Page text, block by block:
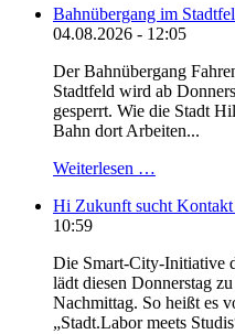
Bahnübergang im
04.08.2026 - 12:05
Der Bahnübergang
Stadtfeld wird ab
gesperrt. Wie die Stadt
Bahn dort Arbeiten...
Weiterlesen …
Hi Zukunft sucht Kontakt
10:59
Die Smart-City-Initiative
lädt diesen Donnerstag
Nachmittag. So heißt es
„Stadt.Labor meets